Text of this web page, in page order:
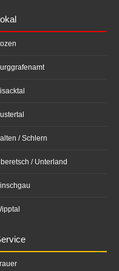
/ Schlern
/ Unterland